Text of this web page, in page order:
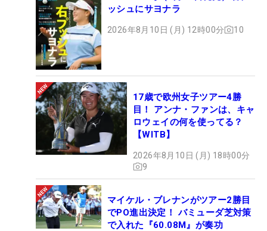
ッシュにサヨナラ
2026年8月10日 (月) 12時00分 10
17歳で欧州女子ツアー4勝
目！ アンナ・ファンは、キャ
ロウェイの何を使ってる？
【WITB】
2026年8月10日 (月) 18時00分
9
マイケル・ブレナンがツアー2勝目
でPO進出決定！ バミューダ芝対策
で入れた『60.08M』が奏功